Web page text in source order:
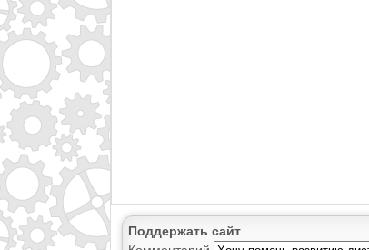
Поддержать сайт